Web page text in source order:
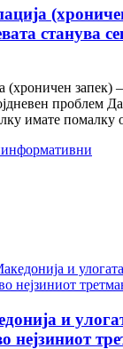
станува
(хроничен запек)
проблем
имате помалку
информативни
и
нејзиниот